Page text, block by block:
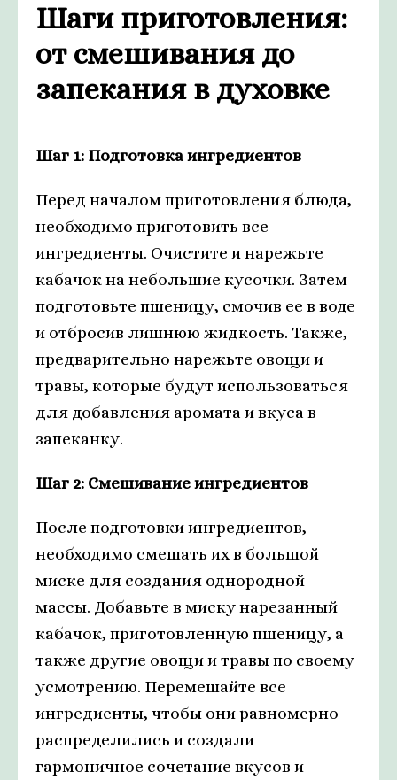
Шаги приготовления:
от смешивания до
запекания в духовке
Шаг 1: Подготовка ингредиентов
Перед началом приготовления блюда,
необходимо приготовить все
ингредиенты. Очистите и нарежьте
кабачок на небольшие кусочки. Затем
подготовьте пшеницу, смочив ее в воде
и отбросив лишнюю жидкость. Также,
предварительно нарежьте овощи и
травы, которые будут использоваться
для добавления аромата и вкуса в
запеканку.
Шаг 2: Смешивание ингредиентов
После подготовки ингредиентов,
необходимо смешать их в большой
миске для создания однородной
массы. Добавьте в миску нарезанный
кабачок, приготовленную пшеницу, а
также другие овощи и травы по своему
усмотрению. Перемешайте все
ингредиенты, чтобы они равномерно
распределились и создали
гармоничное сочетание вкусов и